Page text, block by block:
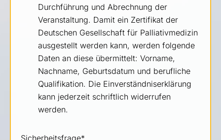
Durchführung und Abrechnung der
Veranstaltung. Damit ein Zertifikat der
Deutschen Gesellschaft für Palliativmedizin
ausgestellt werden kann, werden folgende
Daten an diese übermittelt: Vorname,
Nachname, Geburtsdatum und berufliche
Qualifikation. Die Einverständniserklärung
kann jederzeit schriftlich widerrufen
werden.